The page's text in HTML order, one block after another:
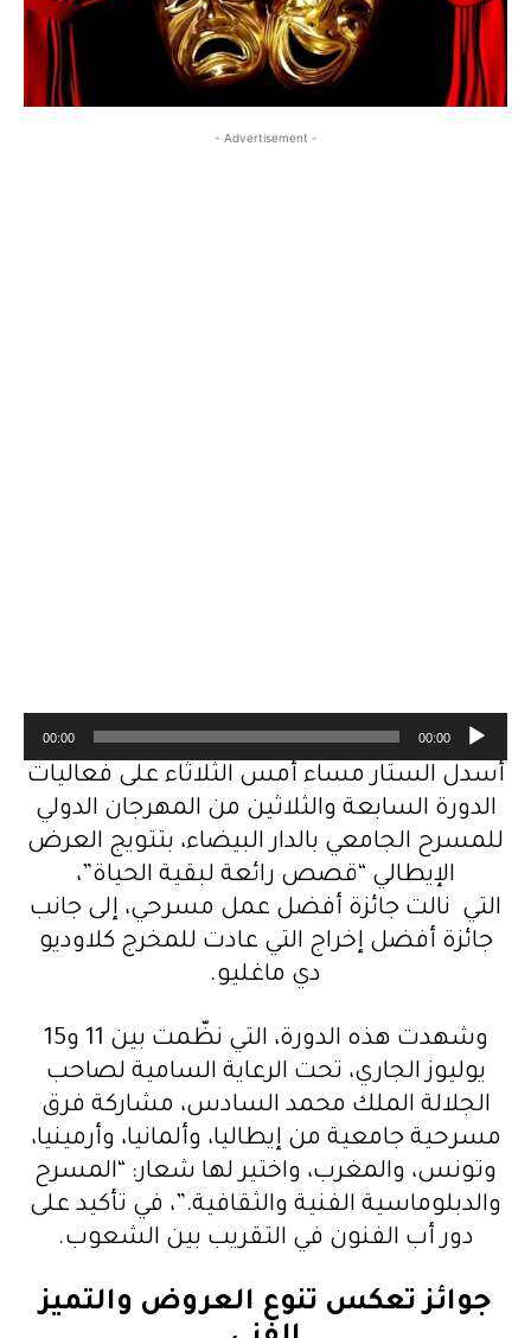
- Advertisement -
م
ش
غ
ل
ا
ل
ص
و
00:00
00:00
أُسدل الستار مساء أمس الثلاثاء على فعاليات
الدورة السابعة والثلاثين من المهرجان الدولي
للمسرح الجامعي بالدار البيضاء، بتتويج العرض
الإيطالي “قصص رائعة لبقية الحياة”،
التي نالت جائزة أفضل عمل مسرحي، إلى جانب
جائزة أفضل إخراج التي عادت للمخرج كلاوديو
دي ماغليو.
وشهدت هذه الدورة، التي نظّمت بين 11 و15
يوليوز الجاري، تحت الرعاية السامية لصاحب
الجلالة الملك محمد السادس، مشاركة فرق
مسرحية جامعية من إيطاليا، وألمانيا، وأرمينيا،
وتونس، والمغرب، واختير لها شعار: “المسرح
والدبلوماسية الفنية والثقافية.”، في تأكيد على
دور أب الفنون في التقريب بين الشعوب.
جوائز تعكس تنوع العروض والتميز